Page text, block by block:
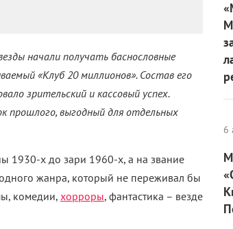
начали получать баснословные
«Клуб 20 миллионов». Состав его
зрительский и кассовый успех.
прошлого, выгодный для отдельных
1930-х до зари 1960-х, а на звание
жанра, который не переживал бы
комедии, хорроры, фантастика – везде
6